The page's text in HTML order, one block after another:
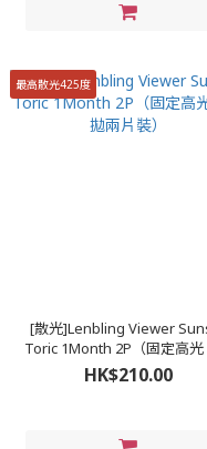
最高散光425度
[散光]Lenbling Viewer
Toric 1Month 2P（固定高光
拋兩片裝）
HK$210.00